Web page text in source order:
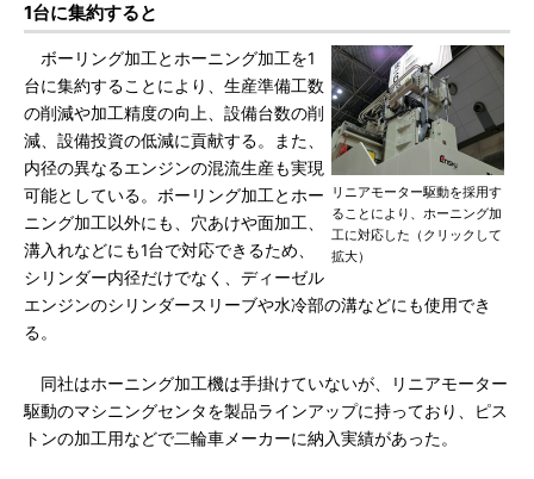
1台に集約すると
リニアモーター駆動を採用す
ることにより、ホーニング加
工に対応した（クリックして
拡大）
ボーリング加工とホーニング加工を1
台に集約することにより、生産準備工数
の削減や加工精度の向上、設備台数の削
減、設備投資の低減に貢献する。また、
内径の異なるエンジンの混流生産も実現
可能としている。ボーリング加工とホー
ニング加工以外にも、穴あけや面加工、
溝入れなどにも1台で対応できるため、
シリンダー内径だけでなく、ディーゼル
エンジンのシリンダースリーブや水冷部の溝などにも使用でき
る。
同社はホーニング加工機は手掛けていないが、リニアモーター
駆動のマシニングセンタを製品ラインアップに持っており、ピス
トンの加工用などで二輪車メーカーに納入実績があった。